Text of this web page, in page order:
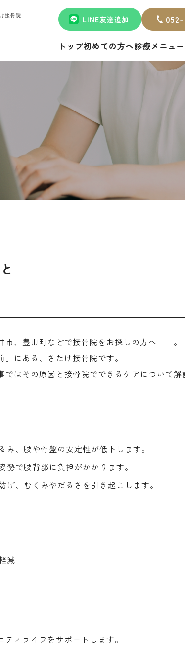
接骨院 LINE友達追加
トップ初めての方へ診療メニュー
市、豊山町などで接骨院をお探しの方へ——。
にある、さたけ接骨院です。
はその原因と接骨院でできるケアについて解
み、腰や骨盤の安定性が低下します。
で腰背部に負担がかかります。
、むくみやだるさを引き起こします。
減
ィライフをサポートします。